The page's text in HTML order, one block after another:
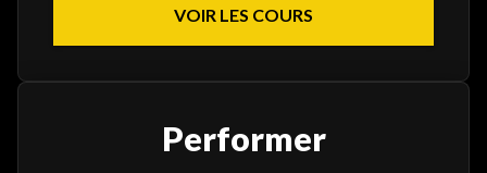
VOIR LES COURS
Performer